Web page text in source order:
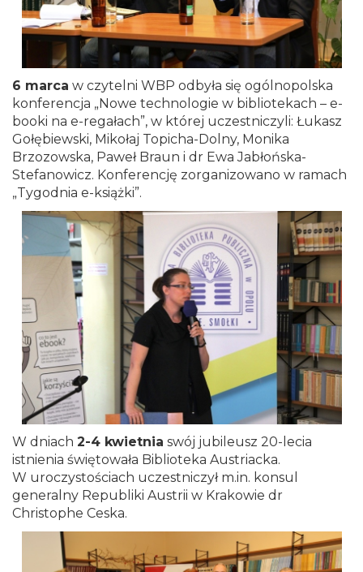
6 marca w czytelni WBP odbyła się ogólnopolska
konferencja „Nowe technologie w bibliotekach – e-
booki na e-regałach”, w której uczestniczyli: Łukasz
Gołębiewski, Mikołaj Topicha-Dolny, Monika
Brzozowska, Paweł Braun i dr Ewa Jabłońska-
Stefanowicz. Konferencję zorganizowano w ramach
„Tygodnia e-książki”.
W dniach 2-4 kwietnia swój jubileusz 20-lecia
istnienia świętowała Biblioteka Austriacka.
W uroczystościach uczestniczył m.in. konsul
generalny Republiki Austrii w Krakowie dr
Christophe Ceska.